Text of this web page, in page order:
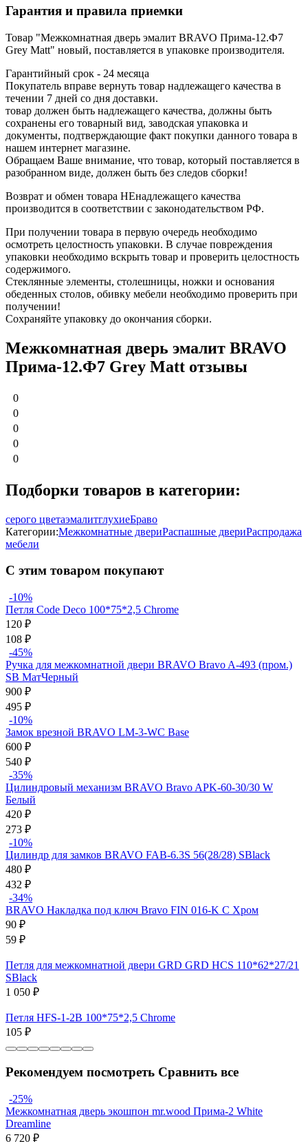
Гарантия и правила приемки
Товар "Межкомнатная дверь эмалит BRAVO Прима-12.Ф7
Grey Matt" новый, поставляется в упаковке производителя.
Гарантийный срок - 24 месяца
Покупатель вправе вернуть товар надлежащего качества в
течении 7 дней со дня доставки.
товар должен быть надлежащего качества, должны быть
сохранены его товарный вид, заводская упаковка и
документы, подтверждающие факт покупки данного товара в
нашем интернет магазине.
Обращаем Ваше внимание, что товар, который поставляется в
разобранном виде, должен быть без следов сборки!
Возврат и обмен товара НЕнадлежащего качества
производится в соответствии с законодательством РФ.
При получении товара в первую очередь необходимо
осмотреть целостность упаковки. В случае повреждения
упаковки необходимо вскрыть товар и проверить целостность
содержимого.
Стеклянные элементы, столешницы, ножки и основания
обеденных столов, обивку мебели необходимо проверить при
получении!
Сохраняйте упаковку до окончания сборки.
Межкомнатная дверь эмалит BRAVO
Прима-12.Ф7 Grey Matt отзывы
0
0
0
0
0
Подборки товаров в категории:
серого цветаэмалитглухиеБраво
Категории:Межкомнатные двериРаспашные двериРаспродажа
мебели
С этим товаром покупают
-10%
Петля Code Deco 100*75*2,5 Chrome
120 ₽
108 ₽
-45%
Ручка для межкомнатной двери BRAVO Bravo A-493 (пром.)
SB МатЧерный
900 ₽
495 ₽
-10%
Замок врезной BRAVO LM-3-WC Base
600 ₽
540 ₽
-35%
Цилиндровый механизм BRAVO Bravo AРK-60-30/30 W
Белый
420 ₽
273 ₽
-10%
Цилиндр для замков BRAVO FAB-6.3S 56(28/28) SBlack
480 ₽
432 ₽
-34%
BRAVO Накладка под ключ Bravo FIN 016-K C Хром
90 ₽
59 ₽
Петля для межкомнатной двери GRD GRD HCS 110*62*27/21
SBlack
1 050 ₽
Петля HFS-1-2B 100*75*2,5 Chrome
105 ₽
Рекомендуем посмотреть Сравнить все
-25%
Межкомнатная дверь экошпон mr.wood Прима-2 White
Dreamline
6 720 ₽